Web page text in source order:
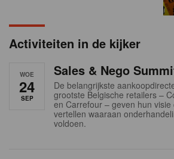
nActiviteiten in de kijker
WOE
24
SEP
Sales & Nego
De belangrijkste
grootste Belgische retailers –
en Carrefour – geven hun visie
vertellen waaraan
voldoen.